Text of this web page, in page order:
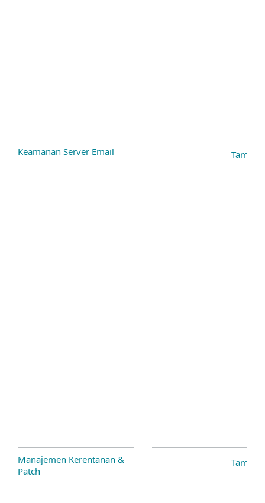
Keamanan Server Email
Manajemen Kerentanan &
Patch